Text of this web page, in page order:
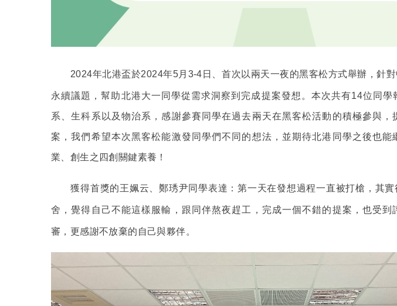
2024年北港盃於2024年5月3-4日、首次以兩天一夜的黑客松方式舉辦，針
永續議題，幫助北港大一同學從需求洞察到完成提案發想。本次共有14位同學
系、生科系以及物治系，感謝參賽同學在過去兩天在黑客松活動的積極參與，
案，我們希望本次黑客松能激發同學們不同的想法，並期待北港同學之後也能
業、創生之四創關鍵素養！
獲得首獎的王姵云、鄭琇尹 同學表達：第一天在發想過程一直被打槍，其
舍，覺得自己不能這樣服輸，跟同伴熬夜趕工，完成一個不錯的提案，也受到
審，更感謝不放棄的自己與夥伴。